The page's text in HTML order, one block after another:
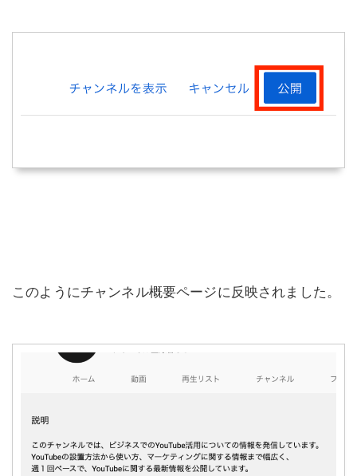
このようにチャンネル概要ページに反映されました。